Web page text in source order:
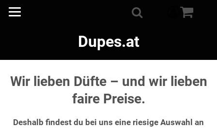
Dupes.at
Wir lieben Düfte – und wir lieben
faire Preise.
Deshalb findest du bei uns eine riesige Auswahl an